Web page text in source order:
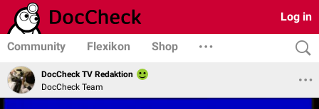
Log in
Community Flexikon Shop
DocCheck TV Redaktion
DocCheck Team